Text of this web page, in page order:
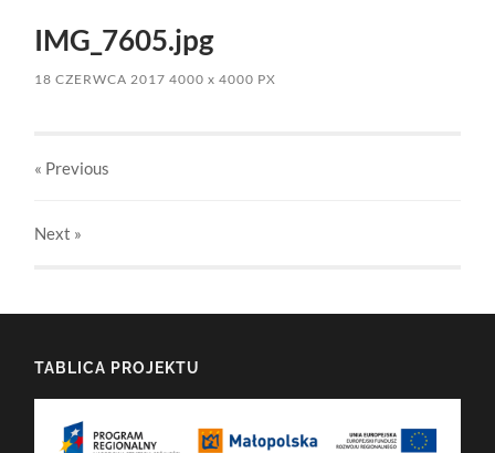
IMG_7605.jpg
18 CZERWCA 2017 4000x 4000 PX
« Previous
Next »
TABLICA PROJEKTU